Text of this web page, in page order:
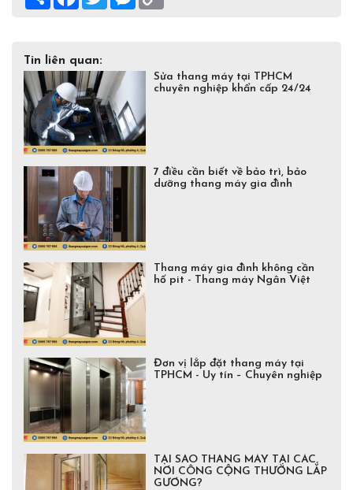
Tin liên quan:
Sửa thang máy tại TPHCM
chuyên nghiệp khẩn cấp 24/24
7 điều cần biết về bảo trì, bảo
dưỡng thang máy gia đình
Thang máy gia đình không cần
hố pit - Thang máy Ngân Việt
Đơn vị lắp đặt thang máy tại
TPHCM - Uy tín – Chuyên nghiệp
TẠI SAO THANG MÁY TẠI CÁC
NƠI CÔNG CỘNG THƯỜNG LẮP
GƯƠNG?